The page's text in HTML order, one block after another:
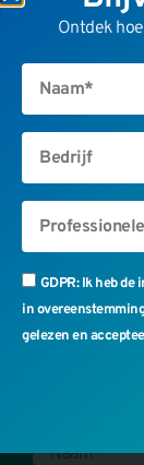
Vraag een
van ultrasone
Ontdek
GDPR: Ik heb de
in
gelezen en